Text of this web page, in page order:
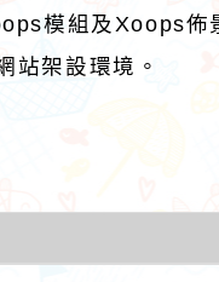
模組及Xoops佈
站架設環境。